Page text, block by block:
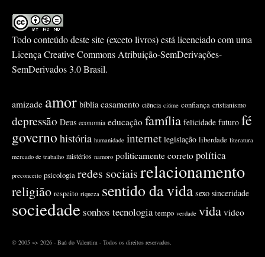
Todo conteúdo deste site (exceto livros) está licenciado com uma
LicençaCreative Commons Atribuição-SemDerivações-
SemDerivados 3.0 Brasil.
amizade amor bíblia casamento ciência ciúme confiança cristianismo
depressão Deus economia educação família felicidade futuro fé
governo história humanidade internet legislação liberdade literatura
mercado de trabalho mistérios namoro politicamente correto política
preconceito psicologia redes sociaisrelacionamento
religião respeito riqueza sentido da vida sexo sinceridade
sociedadesonhos tecnologia tempo verdade vida video
© 2005 ~> 2026 - Baú do Valentim - Todos os direitos reservados.